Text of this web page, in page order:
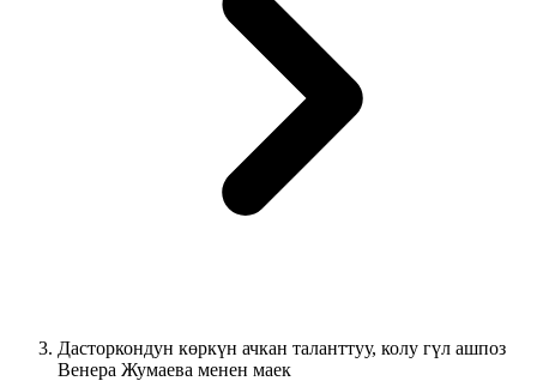
Дасторкондун көркүн ачкан таланттуу, колу гүл ашпоз
Венера Жумаева менен маек